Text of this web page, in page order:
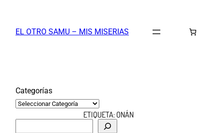
contenido
EL OTRO SAMU – MIS MISERIAS
Categorías
ETIQUETA:ONÁN